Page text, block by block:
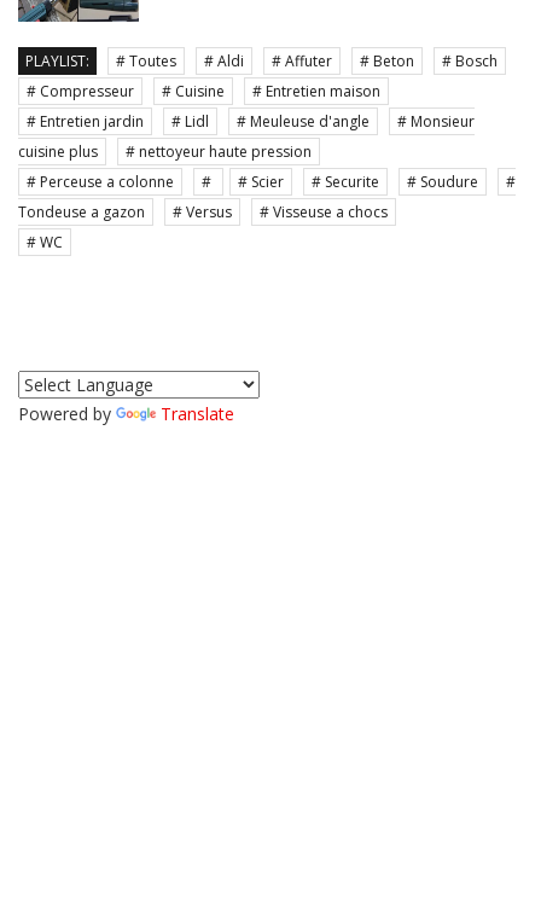
PLAYLIST: # Toutes # Aldi # Affuter # Beton
# Bosch
# Compresseur
# Cuisine
# Entretien maison
# Entretien jardin
# Lidl # Meuleuse d'angle
# Monsieur
cuisine plus
# nettoyeur haute pression
# Perceuse a colonne
# # Scier # Securite # Soudure
#
Tondeuse a gazon
# Versus
# Visseuse a chocs
# WC
Powered by Translate